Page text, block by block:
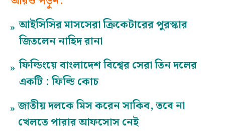
» আইসিসির মাসসেরা ক্রিকেটারের পুরস্কার
জিতলেন নাহিদ রানা
» ফিল্ডিংয়ে বাংলাদেশ বিশ্বের সেরা তিন দলের
একটি : ফিল্ডি কোচ
» জাতীয় দলকে মিস করেন সাকিব, তবে না
খেলতে পারার আফসোস নেই